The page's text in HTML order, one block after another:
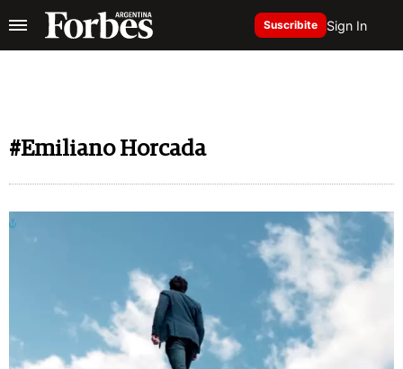
Suscribite Sign In
#Emiliano Horcada